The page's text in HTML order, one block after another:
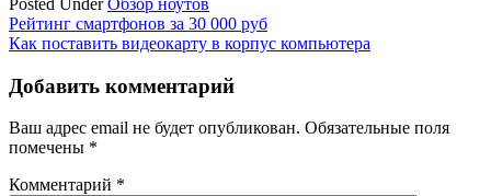
Навигация
по
записям
Рейтинг смартфонов за 30 000 руб
Как поставить видеокарту в корпус компьютера
Добавить комментарий
Ваш адрес email не будет опубликован. Обязательные поля
помечены *
Комментарий *